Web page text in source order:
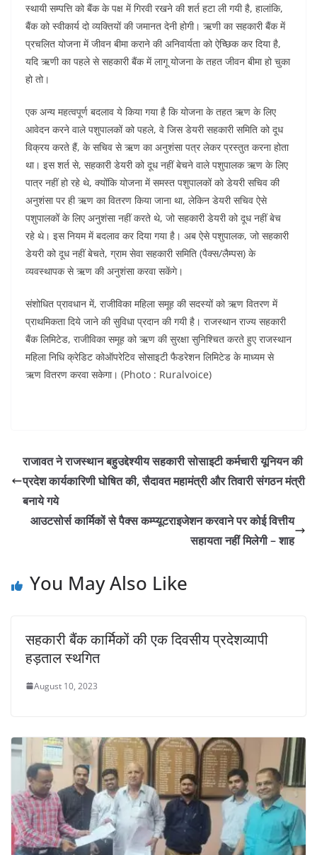
स्थायी सम्पत्ति को बैंक के पक्ष में गिरवी रखने की शर्त हटा ली गयी है, हालांकि,
बैंक को स्वीकार्य दो व्यक्तियों की जमानत देनी होगी। ऋणी का सहकारी बैंक में
प्रचलित योजना में जीवन बीमा कराने की अनिवार्यता को ऐच्छिक कर दिया है,
यदि ऋणी का पहले से सहकारी बैंक में लागू योजना के तहत जीवन बीमा हो चुका
हो तो।
एक अन्य महत्वपूर्ण बदलाव ये किया गया है कि योजना के तहत ऋण के लिए
आवेदन करने वाले पशुपालकों को पहले, वे जिस डेयरी सहकारी समिति को दूध
विक्रय करते हैं, के सचिव से ऋण का अनुशंसा पत्र लेकर प्रस्तुत करना होता
था। इस शर्त से, सहकारी डेयरी को दूध नहीं बेचने वाले पशुपालक ऋण के लिए
पात्र नहीं हो रहे थे, क्योंकि योजना में समस्त पशुपालकों को डेयरी सचिव की
अनुशंसा पर ही ऋण का वितरण किया जाना था, लेकिन डेयरी सचिव ऐसे
पशुपालकों के लिए अनुशंसा नहीं करते थे, जो सहकारी डेयरी को दूध नहीं बेच
रहे थे। इस नियम में बदलाव कर दिया गया है। अब ऐसे पशुपालक, जो सहकारी
डेयरी को दूध नहीं बेचते, ग्राम सेवा सहकारी समिति (पैक्स/लैम्पस) के
व्यवस्थापक से ऋण की अनुशंसा करवा सकेंगे।
संशोधित प्रावधान में, राजीविका महिला समूह की सदस्यों को ऋण वितरण में
प्राथमिकता दिये जाने की सुविधा प्रदान की गयी है। राजस्थान राज्य सहकारी
बैंक लिमिटेड, राजीविका समूह को ऋण की सुरक्षा सुनिश्चित करते हुए राजस्थान
महिला निधि क्रेडिट कोऑपरेटिव सोसाइटी फैडरेशन लिमिटेड के माध्यम से
ऋण वितरण करवा सकेगा। (Photo : Ruralvoice)
राजावत ने राजस्थान बहुउद्देश्यीय सहकारी सोसाइटी कर्मचारी यूनियन की
प्रदेश कार्यकारिणी घोषित की, सैदावत महामंत्री और तिवारी संगठन मंत्री
बनाये गये
आउटसोर्स कार्मिकों से पैक्स कम्प्यूटराइजेशन करवाने पर कोई वित्तीय
सहायता नहीं मिलेगी – शाह
You May Also Like
सहकारी बैंक कार्मिकों की एक दिवसीय प्रदेशव्यापी
हड़ताल स्थगित
August 10, 2023